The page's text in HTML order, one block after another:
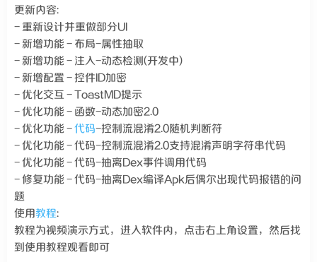
更新内容:
- 重新设计并重做部分UI
- 新增功能 - 布局-属性抽取
- 新增功能 - 注入-动态检测(开发中)
- 新增配置 - 控件ID加密
- 优化交互 - ToastMD提示
- 优化功能 - 函数-动态加密2.0
- 优化功能 -代码-控制流混淆2.0随机判断符
- 优化功能 - 代码-控制流混淆2.0支持混淆声明字符串代码
- 优化功能 - 代码-抽离Dex事件调用代码
- 修复功能 - 代码-抽离Dex编译Apk后偶尔出现代码报错的问
题
使用教程:
教程为视频演示方式，进入软件内，点击右上角设置，然后找
到使用教程观看即可